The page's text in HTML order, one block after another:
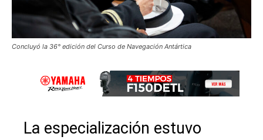
Concluyó la 36° edición del Curso de Navegación Antártica
La especialización estuvo